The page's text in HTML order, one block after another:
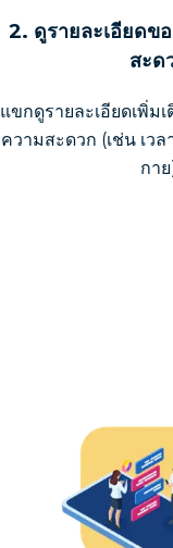
2. ดูรายละเอียดข
สะด
แขกดูรายละเอียดเพิ่ม
ความสะดวก (เช่น เว
กาย